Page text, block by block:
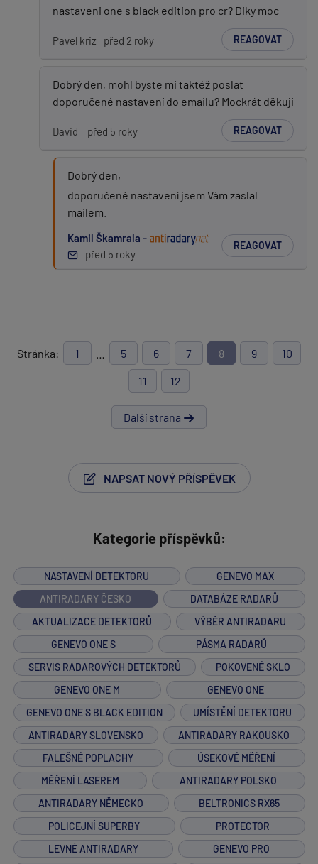
nastaveni one s black edition pro cr? Diky moc
Pavel kriz před 2 roky REAGOVAT
Dobrý den, mohl byste mi taktéž poslat
doporučené nastavení do emailu? Mockrát děkuji
David před 5 roky REAGOVAT
Dobrý den,
doporučené nastavení jsem Vám zaslal
mailem.
Kamil Škamrala -
před 5 roky
REAGOVAT
Stránka: 1 5 6 7 8 9 10
11 12
Další strana
NAPSAT NOVÝ PŘÍSPĚVEK
Kategorie příspěvků:
NASTAVENÍ DETEKTORU
GENEVO MAX
ANTIRADARY ČESKO
DATABÁZE RADARŮ
AKTUALIZACE DETEKTORŮ
VÝBĚR ANTIRADARU
GENEVO ONE S
PÁSMA RADARŮ
SERVIS RADAROVÝCH DETEKTORŮ
POKOVENÉ SKLO
GENEVO ONE M
GENEVO ONE
GENEVO ONE S BLACK EDITION
UMÍSTĚNÍ DETEKTORU
ANTIRADARY SLOVENSKO
ANTIRADARY RAKOUSKO
FALEŠNÉ POPLACHY
ÚSEKOVÉ MĚŘENÍ
MĚŘENÍ LASEREM
ANTIRADARY POLSKO
ANTIRADARY NĚMECKO
BELTRONICS RX65
POLICEJNÍ SUPERBY
PROTECTOR
LEVNÉ ANTIRADARY
GENEVO PRO